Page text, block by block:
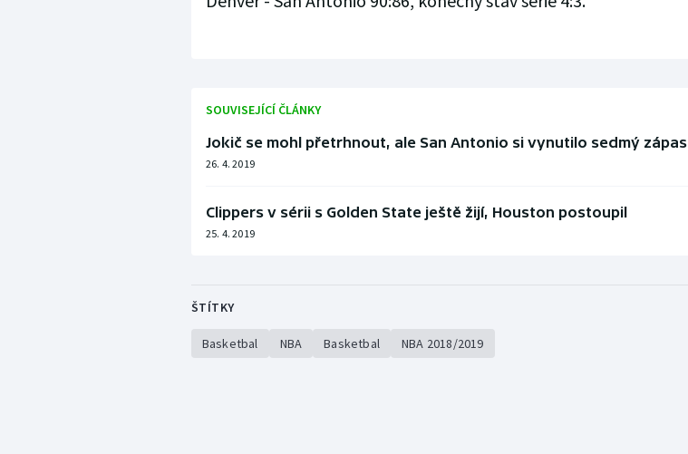
SOUVISEJÍCÍ ČLÁNKY
Jokič se mohl přetrhnout, ale San Antonio si vynutilo sedmý zápas
26. 4. 2019
Clippers v sérii s Golden State ještě žijí, Houston postoupil
25. 4. 2019
ŠTÍTKY
Basketbal NBA Basketbal NBA 2018/2019